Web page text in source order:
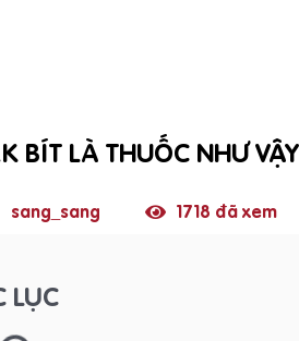
LÀ THUỐC NHƯ
sang_sang 1718 đã xem
LỤC